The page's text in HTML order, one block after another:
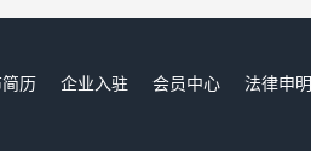
历 企业入驻 会员中心
法律申明